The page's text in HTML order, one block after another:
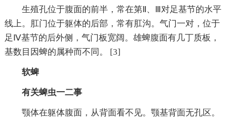
生殖孔位于腹面的前半，常在第Ⅱ、Ⅲ对足基节的水平
线上。肛门位于躯体的后部，常有肛沟。气门一对，位于
足Ⅳ基节的后外侧，气门板宽阔。雄蜱腹面有几丁质板，
基数目因蜱的属种而不同。 [3]
软蜱
有关蜱虫一二事
颚体在躯体腹面，从背面看不见。颚基背面无孔区。